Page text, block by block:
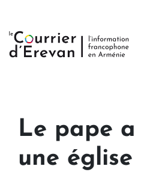
Le pape a
une église